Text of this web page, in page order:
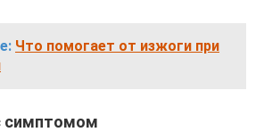
Что помогает от изжоги при
симптомом